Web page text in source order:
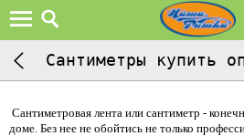
Сантиметры купить
Сантиметровая лента или сантиметр -
доме. Без нее не обойтись не только